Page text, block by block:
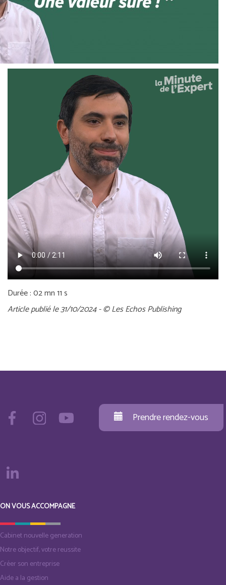
Durée : 02 mn 11 s
Article publié le 31/10/2024 - © Les Echos Publishing
Prendre rendez-vous
ON VOUS ACCOMPAGNE
Cabinet nouvelle generation
Notre objectif, votre reussite
Créer son entreprise
Aide a la gestion